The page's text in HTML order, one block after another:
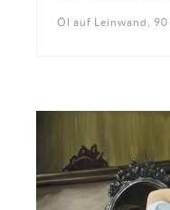
Öl auf Leinwand,